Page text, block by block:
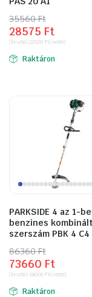
35560Ft
Original
price
was:
35560 Ft.
28575 Ft
Current
price
is:
28575 Ft.
(bruttó)22500 Ft(nettó)
Raktáron
PARKSIDE 4 az 1-
benzines kombinált
szerszám PBK 4 C4
86360Ft
Original
price
was:
86360 Ft.
73660 Ft
Current
price
is:
73660 Ft.
(bruttó) 58000 Ft(nettó)
Raktáron